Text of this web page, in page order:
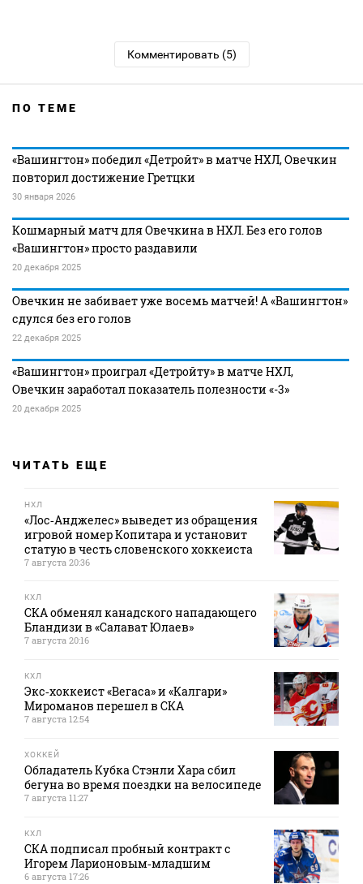
Комментировать (5)
ПО ТЕМЕ
«Вашингтон» победил «Детройт» в матче НХЛ, Овечкин
повторил достижение Гретцки
30 января 2026
Кошмарный матч для Овечкина в НХЛ. Без его голов
«Вашингтон» просто раздавили
20 декабря 2025
Овечкин не забивает уже восемь матчей! А «Вашингтон»
сдулся без его голов
22 декабря 2025
«Вашингтон» проиграл «Детройту» в матче НХЛ,
Овечкин заработал показатель полезности «-3»
20 декабря 2025
ЧИТАТЬ ЕЩЕ
НХЛ
«Лос‑Анджелес» выведет из обращения
игровой номер Копитара и установит
статую в честь словенского хоккеиста
7 августа 20:36
КХЛ
СКА обменял канадского нападающего
Бландизи в «Салават Юлаев»
7 августа 20:16
КХЛ
Экс‑хоккеист «Вегаса» и «Калгари»
Мироманов перешел в СКА
7 августа 12:54
ХОККЕЙ
Обладатель Кубка Стэнли Хара сбил
бегуна во время поездки на велосипеде
7 августа 11:27
КХЛ
СКА подписал пробный контракт с
Игорем Ларионовым‑младшим
6 августа 17:26